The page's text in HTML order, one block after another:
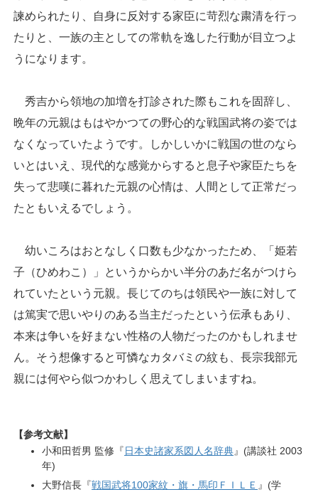
諫められたり、自身に反対する家臣に苛烈な粛清を行っ
たりと、一族の主としての常軌を逸した行動が目立つよ
うになります。
秀吉から領地の加増を打診された際もこれを固辞し、
晩年の元親はもはやかつての野心的な戦国武将の姿では
なくなっていたようです。しかしいかに戦国の世のなら
いとはいえ、現代的な感覚からすると息子や家臣たちを
失って悲嘆に暮れた元親の心情は、人間として正常だっ
たともいえるでしょう。
幼いころはおとなしく口数も少なかったため、「姫若
子（ひめわこ）」というからかい半分のあだ名がつけら
れていたという元親。長じてのちは領民や一族に対して
は篤実で思いやりのある当主だったという伝承もあり、
本来は争いを好まない性格の人物だったのかもしれませ
ん。そう想像すると可憐なカタバミの紋も、長宗我部元
親には何やら似つかわしく思えてしまいますね。
【参考文献】
小和田哲男 監修『 日本史諸家系図人名辞典』(講談社 2003
年)
大野信長『戦国武将100家紋・旗・馬印ＦＩＬＥ 』(学